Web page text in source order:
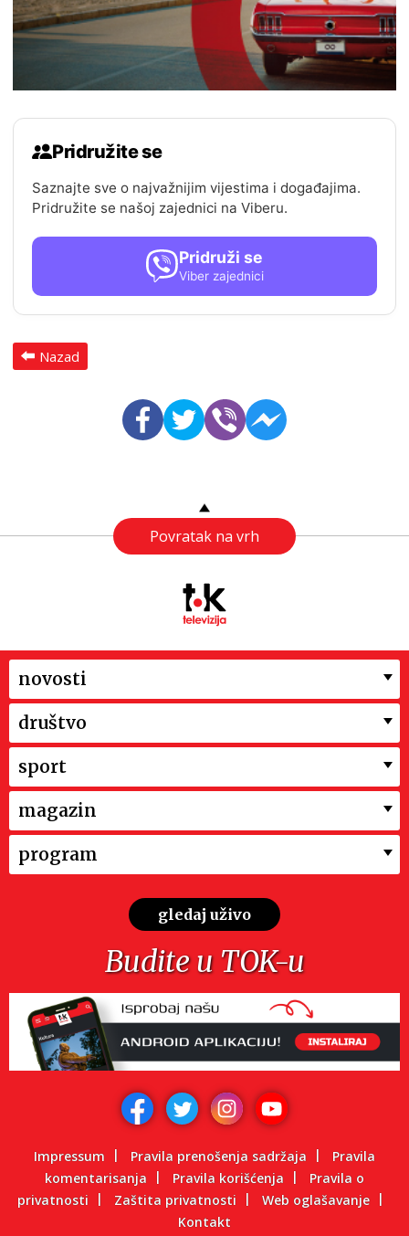
Pridružite se
Saznajte sve o najvažnijim vijestima i događajima.
Pridružite se našoj zajednici na Viberu.
Pridruži se
Viber zajednici
Nazad
Povratak na vrh
novosti
društvo
sport
magazin
program
gledaj uživo
Budite u TOK-u
Impressum Pravila prenošenja sadržaja
Pravila
komentarisanja
Pravila korišćenja
Pravila o
privatnosti
Zaštita privatnosti
Web oglašavanje
Kontakt